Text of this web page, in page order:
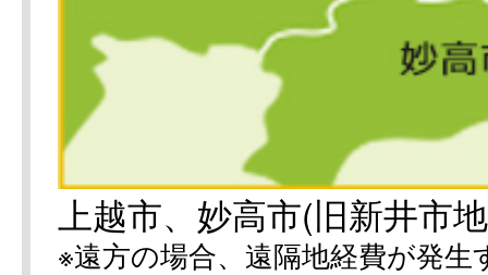
上越市、妙高市(旧新井市
※遠方の場合、遠隔地経費が発